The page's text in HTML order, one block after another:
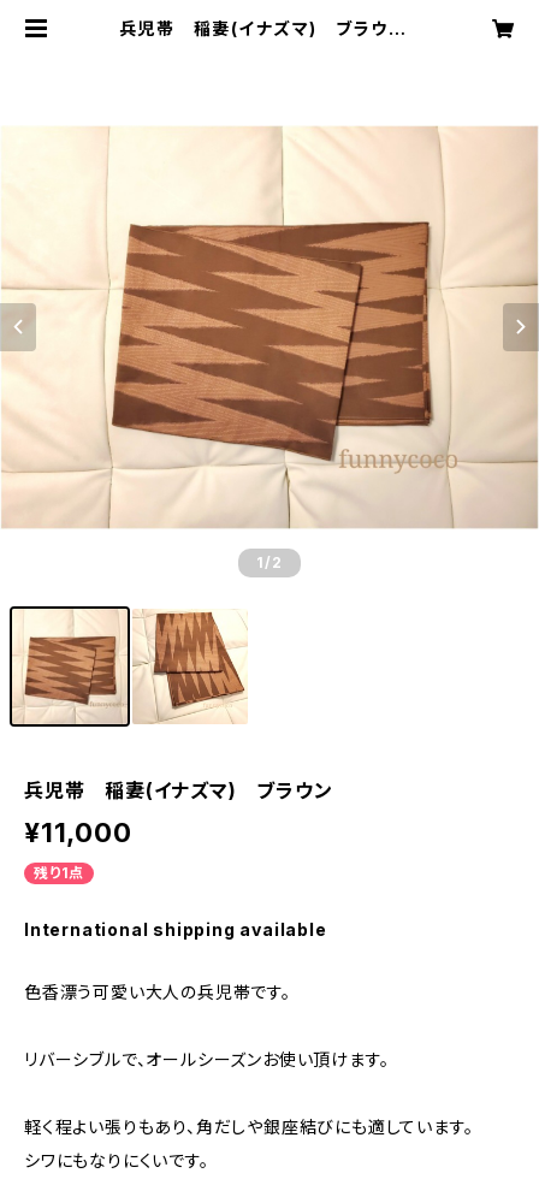
兵児帯 稲妻(イナズマ) ブラウン |
1 /2
兵児帯 稲妻(イナズマ) ブラウン
¥11,000
残り1点
International shipping available
色香漂う可愛い大人の兵児帯です。
リバーシブルで、オールシーズンお使い頂けます。
軽く程よい張りもあり、角だしや銀座結びにも適しています。
シワにもなりにくいです。